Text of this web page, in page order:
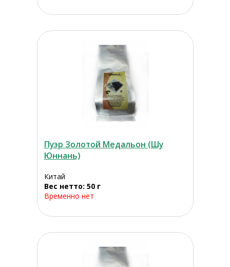
Пуэр Золотой Медальон (Шу
Юннань)
Китай
Вес нетто: 50 г
Временно нет